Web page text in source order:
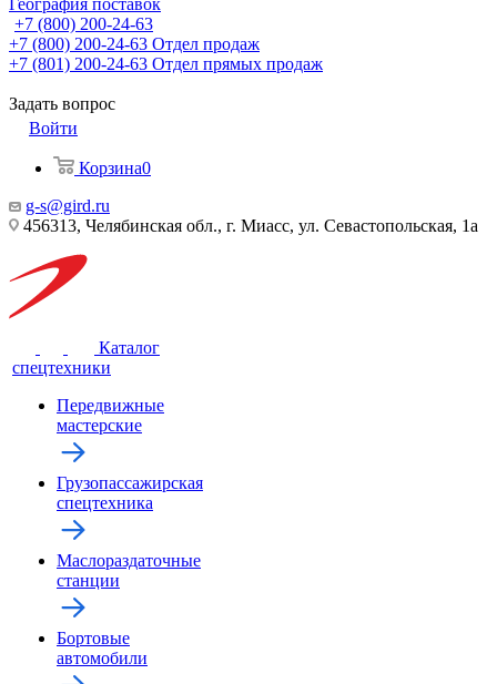
География поставок
+7 (800) 200-24-63
+7 (800) 200-24-63 Отдел продаж
+7 (801) 200-24-63 Отдел прямых продаж
Задать вопрос
Войти
Корзина0
g-s@gird.ru
456313, Челябинская обл., г. Миасс, ул. Севастопольская, 1а
Каталог
спецтехники
Передвижные
мастерские
Грузопассажирская
спецтехника
Маслораздаточные
станции
Бортовые
автомобили